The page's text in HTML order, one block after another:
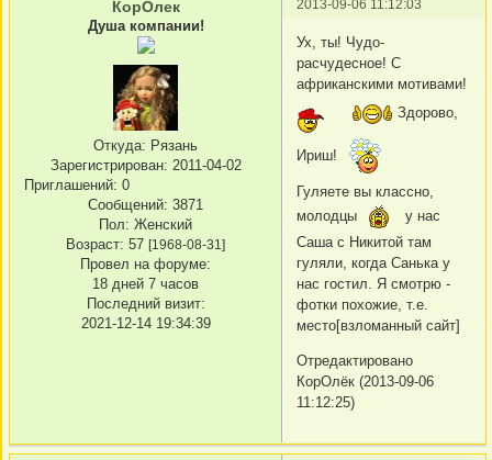
2013-09-06 11:12:03
КорОлек
Душа компании!
Откуда: Рязань
Зарегистрирован: 2011-04-02
Приглашений: 0
Сообщений: 3871
Пол: Женский
Возраст: 57 [1968-08-31]
Провел на форуме:
18 дней 7 часов
Последний визит:
2021-12-14 19:34:39
Ух, ты! Чудо-
расчудесное! С
африканскими мотивами!
Здорово,
Ириш!
Гуляете вы классно,
молодцы
у нас
Саша с Никитой там
гуляли, когда Санька у
нас гостил. Я смотрю -
фотки похожие, т.е.
место[взломанный сайт]
Отредактировано
КорОлёк (2013-09-06
11:12:25)